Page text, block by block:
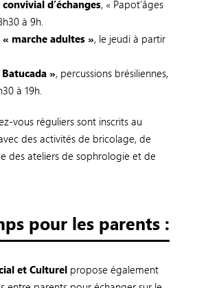
d’échanges, « Papot’âges
à 9h.
marche adultes », le jeudi à partir
», percussions brésiliennes,
à 19h.
vous réguliers sont inscrits au
des activités de bricolage, de
des ateliers de sophrologie et de
pour les parents :
et Culturel propose également